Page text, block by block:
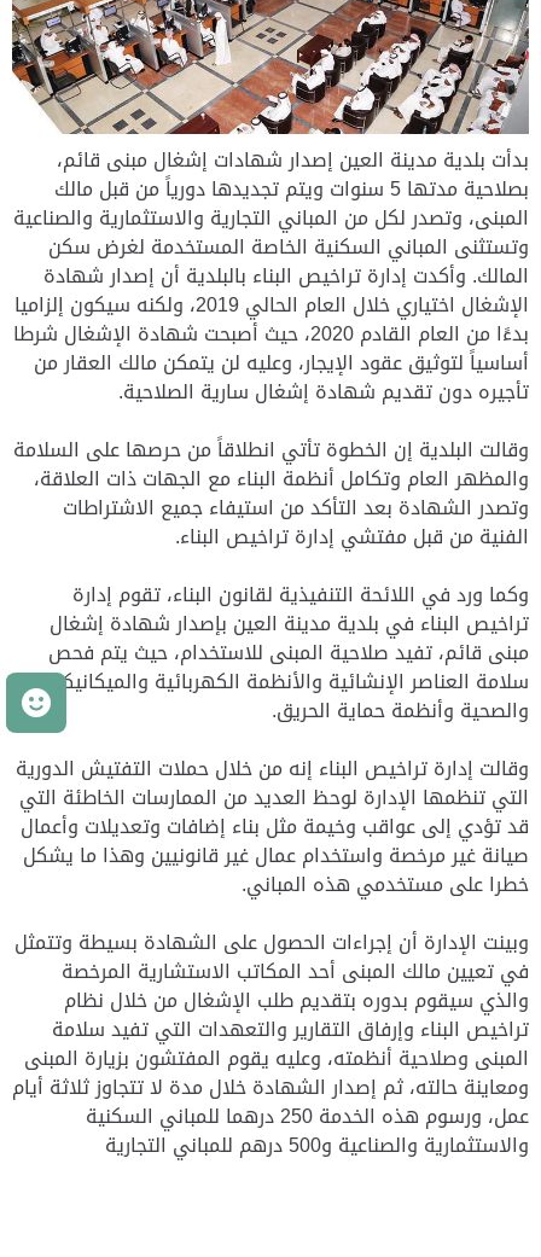
بدأت بلدية مدينة العين إصدار شهادات إشغال مبنى قائم،
بصلاحية مدتها 5 سنوات ويتم تجديدها دورياً من قبل مالك
المبنى، وتصدر لكل من المباني التجارية والاستثمارية والصناعية
وتستثنى المباني السكنية الخاصة المستخدمة لغرض سكن
المالك. وأكدت إدارة تراخيص البناء بالبلدية أن إصدار شهادة
الإشغال اختياري خلال العام الحالي 2019، ولكنه سيكون إلزاميا
بدءًا من العام القادم 2020، حيث أصبحت شهادة الإشغال شرطا
أساسياً لتوثيق عقود الإيجار، وعليه لن يتمكن مالك العقار من
تأجيره دون تقديم شهادة إشغال سارية الصلاحية.
وقالت البلدية إن الخطوة تأتي انطلاقاً من حرصها على السلامة
والمظهر العام وتكامل أنظمة البناء مع الجهات ذات العلاقة،
وتصدر الشهادة بعد التأكد من استيفاء جميع الاشتراطات
الفنية من قبل مفتشي إدارة تراخيص البناء.
وكما ورد في اللائحة التنفيذية لقانون البناء، تقوم إدارة
تراخيص البناء في بلدية مدينة العين بإصدار شهادة إشغال
مبنى قائم، تفيد صلاحية المبنى للاستخدام، حيث يتم فحص
سلامة العناصر الإنشائية والأنظمة الكهربائية والميكانيكية
والصحية وأنظمة حماية الحريق.
وقالت إدارة تراخيص البناء إنه من خلال حملات التفتيش الدورية
التي تنظمها الإدارة لوحظ العديد من الممارسات الخاطئة التي
قد تؤدي إلى عواقب وخيمة مثل بناء إضافات وتعديلات وأعمال
صيانة غير مرخصة واستخدام عمال غير قانونيين وهذا ما يشكل
خطرا على مستخدمي هذه المباني.
وبينت الإدارة أن إجراءات الحصول على الشهادة بسيطة وتتمثل
في تعيين مالك المبنى أحد المكاتب الاستشارية المرخصة
والذي سيقوم بدوره بتقديم طلب الإشغال من خلال نظام
تراخيص البناء وإرفاق التقارير والتعهدات التي تفيد سلامة
المبنى وصلاحية أنظمته، وعليه يقوم المفتشون بزيارة المبنى
ومعاينة حالته، ثم إصدار الشهادة خلال مدة لا تتجاوز ثلاثة أيام
عمل، ورسوم هذه الخدمة 250 درهما للمباني السكنية
والاستثمارية والصناعية و500 درهم للمباني التجارية